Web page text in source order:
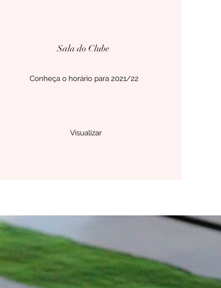
Sala do Clube
Conheça o horário para 2021/22
Visualizar